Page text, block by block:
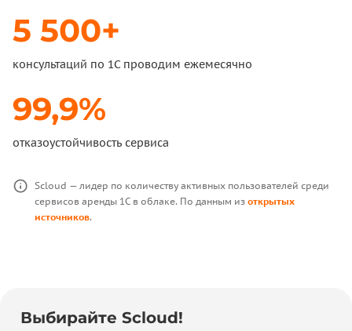
5 500+
консультаций по 1С проводим ежемесячно
99,9%
отказоустойчивость сервиса
Scloud — лидер по количеству активных пользователей среди
сервисов аренды 1С в облаке. По данным из открытых
источников.
Выбирайте Scloud!